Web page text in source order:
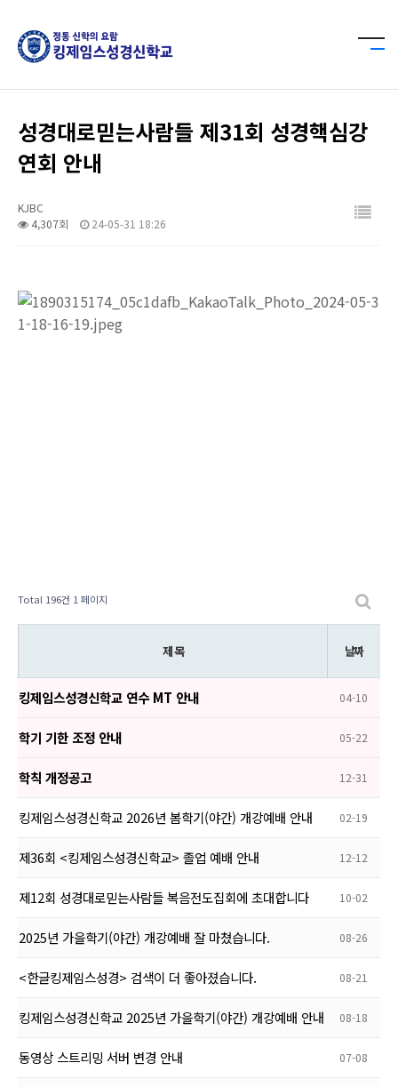
성경대로믿는사람들 제31회 성경핵심강
연회 안내
KJBC
4,307회
24-05-31 18:26
Total 196건 1 페이지
제 목 날짜
킹제임스성경신학교 연수 MT 안내 04-10
학기 기한 조정 안내 05-22
학칙 개정공고 12-31
킹제임스성경신학교 2026년 봄학기(야간) 개강예배 안내 02-19
제36회 <킹제임스성경신학교> 졸업 예배 안내 12-12
제12회 성경대로믿는사람들 복음전도집회에 초대합니다 10-02
2025년 가을학기(야간) 개강예배 잘 마쳤습니다. 08-26
<한글킹제임스성경> 검색이 더 좋아졌습니다. 08-21
킹제임스성경신학교 2025년 가을학기(야간) 개강예배 안내 08-18
동영상 스트리밍 서버 변경 안내 07-08